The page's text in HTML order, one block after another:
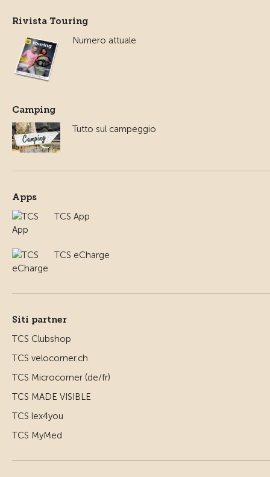
Rivista Touring
Numero attuale
Camping
Tutto sul campeggio
Apps
TCS App
TCS eCharge
Siti partner
TCS Clubshop
TCS velocorner.ch
TCS Microcorner (de/fr)
TCS MADE VISIBLE
TCS lex4you
TCS MyMed